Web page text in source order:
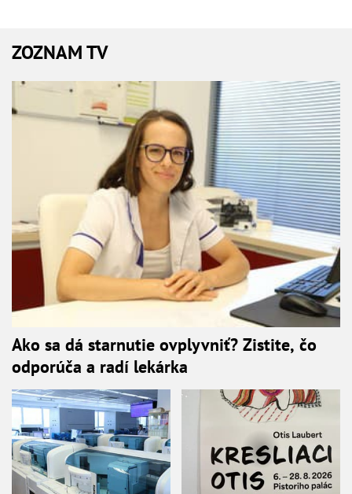
ZOZNAM TV
Ako sa dá starnutie ovplyvniť? Zistite, čo
odporúča a radí lekárka